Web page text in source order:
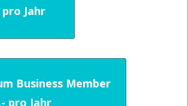
Business Member